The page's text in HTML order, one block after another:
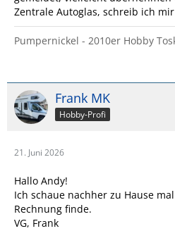
Zentrale Autoglas, schreib ich
Pumpernickel - 2010er Hobby
Frank MK
Hobby-Profi
21. Juni 2026
Hallo Andy!
Ich schaue nachher zu Hause
Rechnung finde.
VG, Frank